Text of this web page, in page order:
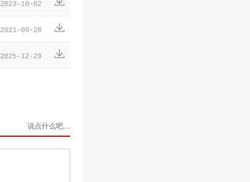
2023-10-02

2021-09-28

2025-12-29